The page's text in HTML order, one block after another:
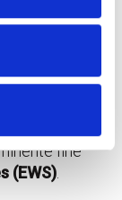
in un
Online. È
di
alcune
fine
(EWS).